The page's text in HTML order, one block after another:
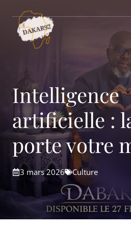
contenu
Intelligence
artificielle :
porte votre
3 mars 2026 Culture